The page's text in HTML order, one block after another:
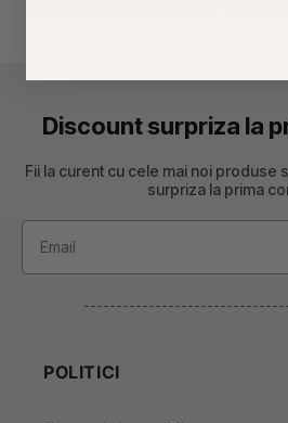
Discount surpriza la
Fii la curent cu cele mai noi
surpriza la prima
POLITICI